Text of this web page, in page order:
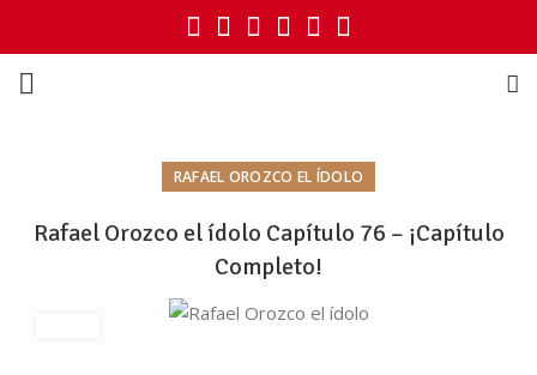
RAFAEL OROZCO EL ÍDOLO
Rafael Orozco el ídolo Capítulo 76 – ¡Capítulo
Completo!